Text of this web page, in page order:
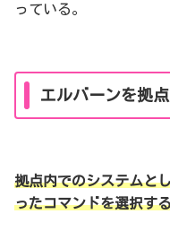
っている。
エルバーンを拠
拠点内でのシステムと
ったコマンドを選択す